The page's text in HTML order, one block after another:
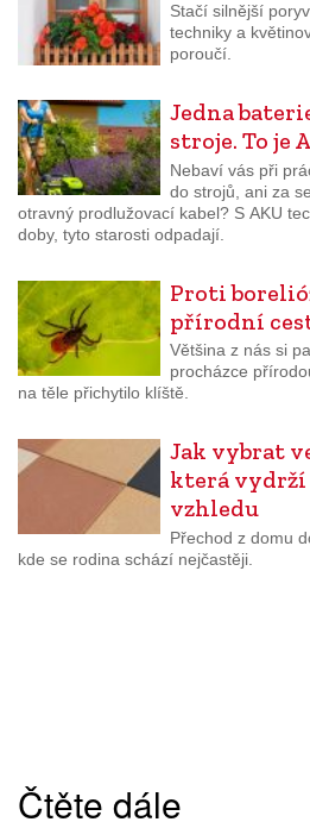
Stačí silnější
techniky a
poroučí.
Jedna
stroje. To je
Nebaví vás při
do strojů, ani za
otravný prodlužovací kabel? S AKU
doby, tyto starosti odpadají.
Proti
přírodní
Většina z nás si
procházce
na těle přichytilo klíště.
Jak vybrat
která vydrží
vzhledu
Přechod z domu
kde se rodina schází nejčastěji.
Čtěte dále